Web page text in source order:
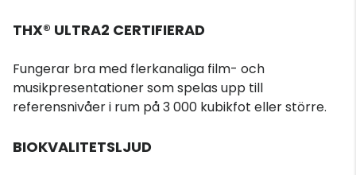
THX® ULTRA2 CERTIFIERAD
Fungerar bra med flerkanaliga film- och
musikpresentationer som spelas upp till
referensnivåer i rum på 3 000 kubikfot eller större.
BIOKVALITETSLJUD